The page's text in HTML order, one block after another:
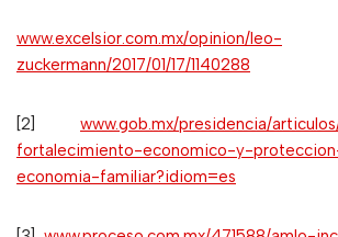
www.excelsior.com.mx/opinion/leo-
zuckermann/2017/01/17/1140288
[2] www.gob.mx/presidencia/
fortalecimiento-economico-y-
economia-familiar?idiom=es